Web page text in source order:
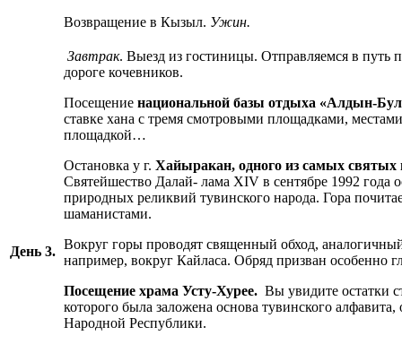
Возвращение в Кызыл. Ужин.
День 3.
Завтрак. Выезд из гостиницы. Отправляемся в путь
дороге кочевников.
Посещение национальной базы отдыха «Алдын-
ставке хана с тремя смотровыми площадками,
площадкой…
Остановка у г. Хайыракан, одного из самых
Святейшество Далай- лама XIV в сентябре 1992 года
природных реликвий тувинского народа. Гора
шаманистами.
Вокруг горы проводят священный обход,
например, вокруг Кайласа. Обряд призван особенно
Посещение храма Усту-Хурее. Вы увидите остатки
которого была заложена основа тувинского
Народной Республики.